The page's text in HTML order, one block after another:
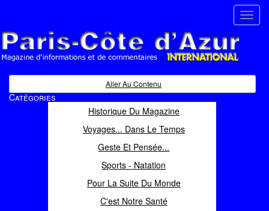
Magazine d'informations et de commentaires
Aller Au Contenu
Catégories
Historique Du Magazine
Voyages... Dans Le Temps
Geste Et Pensée...
Sports - Natation
Pour La Suite Du Monde
C'est Notre Santé